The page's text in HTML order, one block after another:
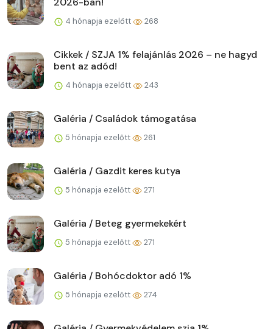
4 hónapja ezelőtt 268
Cikkek / SZJA 1% felajánlás 2026 – ne hagyd
bent az adód!
4 hónapja ezelőtt 243
Galéria / Családok támogatása
5 hónapja ezelőtt 261
Galéria / Gazdit keres kutya
5 hónapja ezelőtt 271
Galéria / Beteg gyermekekért
5 hónapja ezelőtt 271
Galéria / Bohócdoktor adó 1%
5 hónapja ezelőtt 274